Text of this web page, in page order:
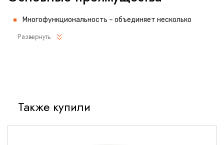
Многофункциональность – объединяет несколько
устройстве.
Простота в эксплуатации и обслуживании.
Надежность и долговечность, подтвержденные
Развернуть
Также купили